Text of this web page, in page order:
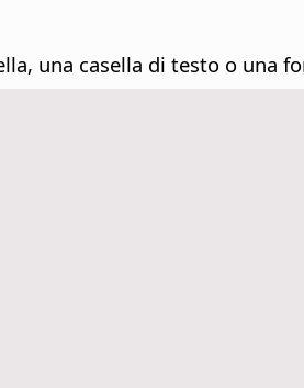
una casella di testo o una